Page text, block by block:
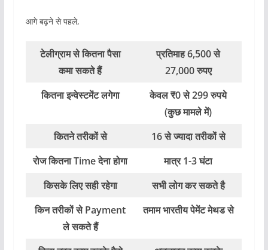
आगे बढ़ने से पहले,
टेलीग्राम से कितना पैसा
कमा सकते हैं
प्रतिमाह 6,500 से
27,000 रुपए
कितना इन्वेस्टमेंट लगेगा
केवल ₹0 से 299 रुपये
(कुछ मामले में)
कितने तरीकों से
16 से ज्यादा तरीकों से
रोज कितना Time देना होगा
मात्र 1-3 घंटा
किसके लिए सही रहेगा
सभी लोग कर सकते है
किन तरीकों से Payment
ले सकते हैं
तमाम भारतीय पेमेंट मेथड से